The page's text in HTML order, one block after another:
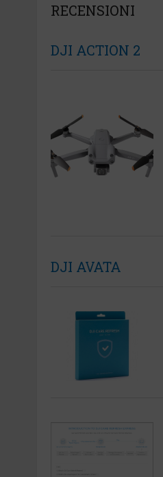
RECENSIONI
DJI ACTION 2
DJI AVATA